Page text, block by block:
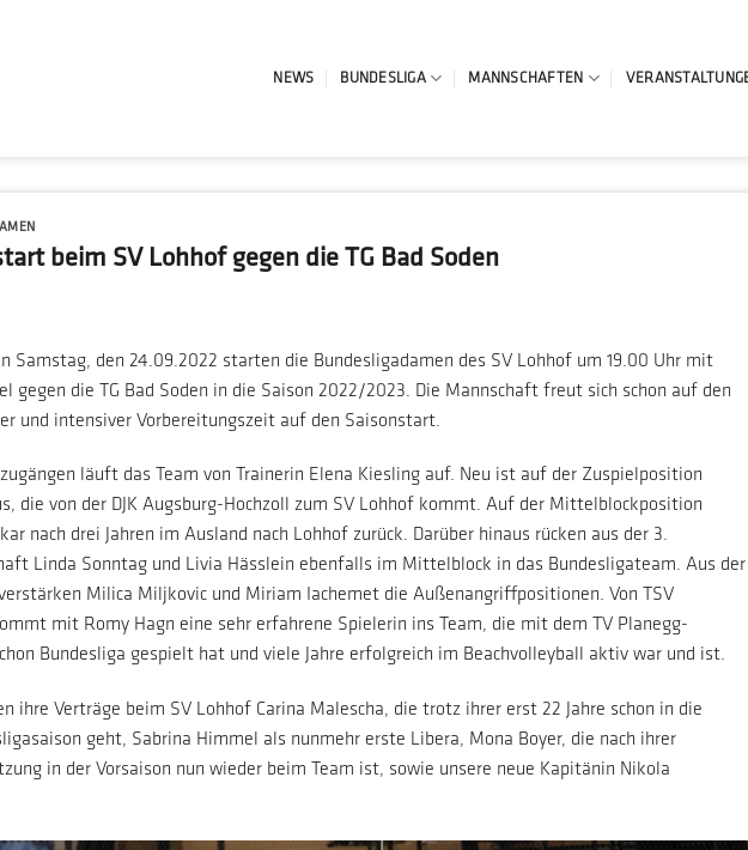
NEWS BUNDESLIGA MANNSCHAFTEN
beim SV Lohhof gegen die TG Bad Soden
Samstag, den 24.09.2022 starten die Bundesligadamen des SV Lohhof um 19.00 Uhr mit
gegen die TG Bad Soden in die Saison 2022/2023. Die Mannschaft freut sich schon auf den
und intensiver Vorbereitungszeit auf den Saisonstart.
läuft das Team von Trainerin Elena Kiesling auf. Neu ist auf der Zuspielposition
die von der DJK Augsburg-Hochzoll zum SV Lohhof kommt. Auf der Mittelblockposition
nach drei Jahren im Ausland nach Lohhof zurück. Darüber hinaus rücken aus der 3.
Linda Sonntag und Livia Hässlein ebenfalls im Mittelblock in das Bundesligateam. Aus der
Milica Miljkovic und Miriam Iachemet die Außenangriffpositionen. Von TSV
mit Romy Hagn eine sehr erfahrene Spielerin ins Team, die mit dem TV Planegg-
Bundesliga gespielt hat und viele Jahre erfolgreich im Beachvolleyball aktiv war und ist.
ihre Verträge beim SV Lohhof Carina Malescha, die trotz ihrer erst 22 Jahre schon in die
geht, Sabrina Himmel als nunmehr erste Libera, Mona Boyer, die nach ihrer
in der Vorsaison nun wieder beim Team ist, sowie unsere neue Kapitänin Nikola